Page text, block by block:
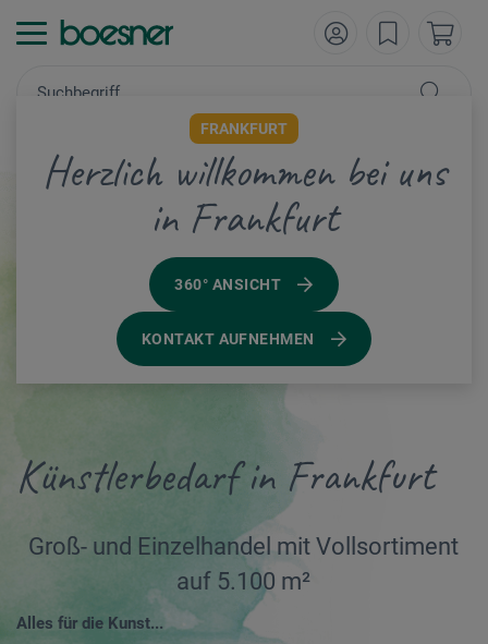
FRANKFURT
Herzlich willkommen bei uns
in Frankfurt
360° ANSICHT
KONTAKT AUFNEHMEN
Künstlerbedarf in Frankfurt
Groß- und Einzelhandel mit Vollsortiment
auf 5.100 m²
Alles für die Kunst...